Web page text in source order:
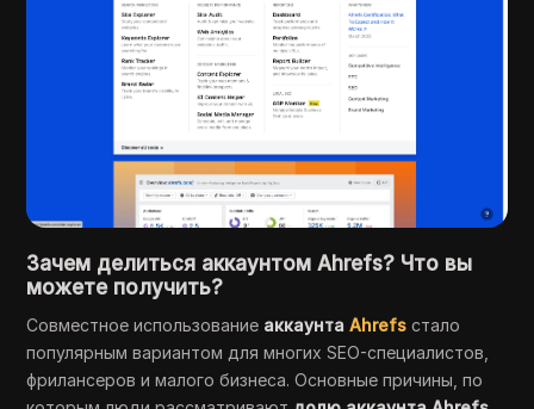
Зачем делиться аккаунтом Ahrefs? Что вы
можете получить?
Совместное использование аккаунта Ahrefs стало
популярным вариантом для многих SEO-специалистов,
фрилансеров и малого бизнеса. Основные причины, по